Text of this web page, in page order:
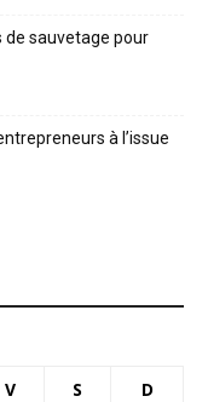
de sauvetage pour
à l’issue
V S D